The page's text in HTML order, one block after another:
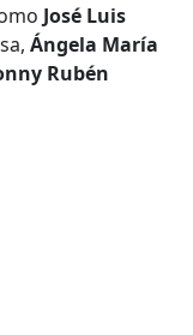
José Luis
Ángela María
Rubén